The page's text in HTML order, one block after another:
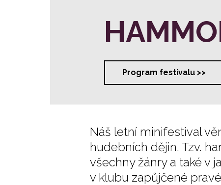
Program festivalu >>
Náš letní minifestival
hudebních dějin. Tzv.
všechny žánry a také v
v klubu zapůjčené